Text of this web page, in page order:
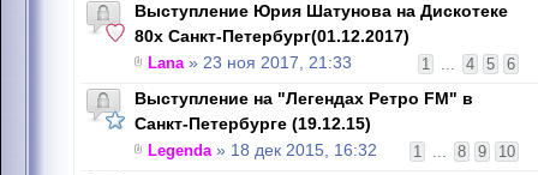
Выступление Юрия Шатунова на Дискотеке
80х Санкт-Петербург(01.12.2017)
1 ... 4 5 6
Lana» 23 ноя 2017, 21:33
Выступление на "Легендах Ретро FM" в
Санкт-Петербурге (19.12.15)
1 ... 8 9 10
Legenda» 18 дек 2015, 16:32